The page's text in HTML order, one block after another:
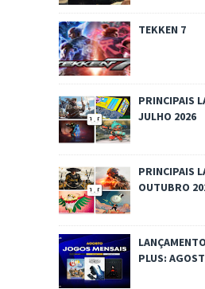
TEKKEN 7
PRINCIPAIS
JULHO 2026
PRINCIPAIS
OUTUBRO
PLUS: